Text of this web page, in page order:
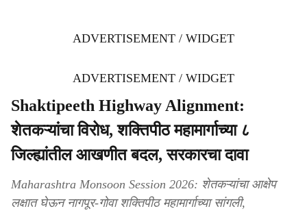
ADVERTISEMENT / WIDGET
ADVERTISEMENT / WIDGET
Shaktipeeth Highway Alignment:
शेतकऱ्यांचा विरोध, शक्तिपीठ महामार्गाच्या ८
जिल्ह्यांतील आखणीत बदल, सरकारचा दावा
Maharashtra Monsoon Session 2026: शेतकऱ्यांचा आक्षेप
लक्षात घेऊन नागपूर-गोवा शक्तिपीठ महामार्गाच्या सांगली,